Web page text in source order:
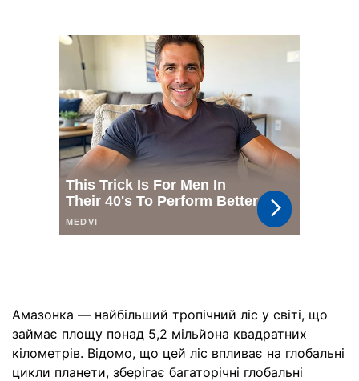
Амазонка — найбільший тропічний ліс у світі, що
займає площу понад 5,2 мільйона квадратних
кілометрів. Відомо, що цей ліс впливає на глобальні
цикли планети, зберігає багаторічні глобальні